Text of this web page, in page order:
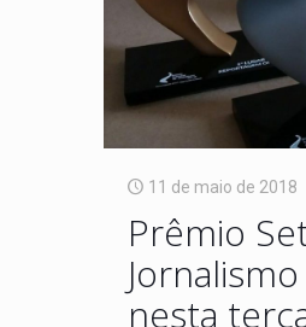
11 de maio de 2018
Prêmio
nesta